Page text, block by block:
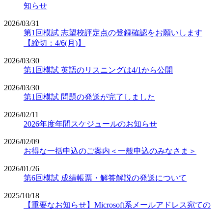
知らせ
2026/03/31
第1回模試 志望校評定点の登録確認をお願いします
【締切：4/6(月)】
2026/03/30
第1回模試 英語のリスニングは4/1から公開
2026/03/30
第1回模試 問題の発送が完了しました
2026/02/11
2026年度年間スケジュールのお知らせ
2026/02/09
お得な一括申込のご案内＜一般申込のみなさま＞
2026/01/26
第6回模試 成績帳票・解答解説の発送について
2025/10/18
【重要なお知らせ】Microsoft系メールアドレス宛ての